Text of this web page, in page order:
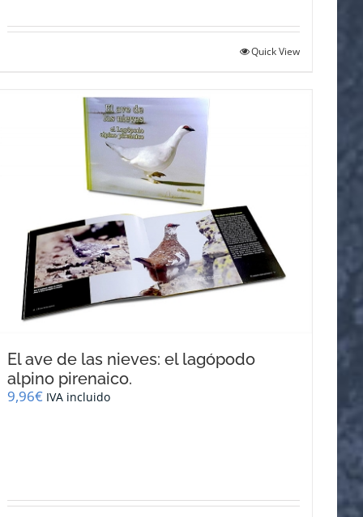
Quick View
El ave de las nieves: el lagópodo
alpino pirenaico.
9,96€ IVA incluido